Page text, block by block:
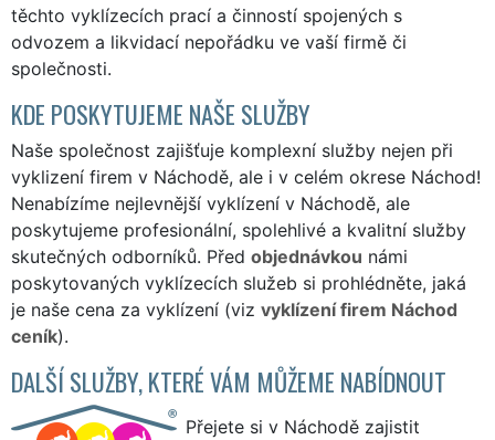
těchto vyklízecích prací a činností spojených s
odvozem a likvidací nepořádku ve vaší firmě či
společnosti.
KDE POSKYTUJEME NAŠE SLUŽBY
Naše společnost zajišťuje komplexní služby nejen při
vyklizení firem v Náchodě, ale i v celém okrese Náchod!
Nenabízíme nejlevnější vyklízení v Náchodě, ale
poskytujeme profesionální, spolehlivé a kvalitní služby
skutečných odborníků. Před objednávkou námi
poskytovaných vyklízecích služeb si prohlédněte, jaká
je naše cena za vyklízení (viz vyklízení firem Náchod
ceník).
DALŠÍ SLUŽBY, KTERÉ VÁM MŮŽEME NABÍDNOUT
Přejete si v Náchodě zajistit